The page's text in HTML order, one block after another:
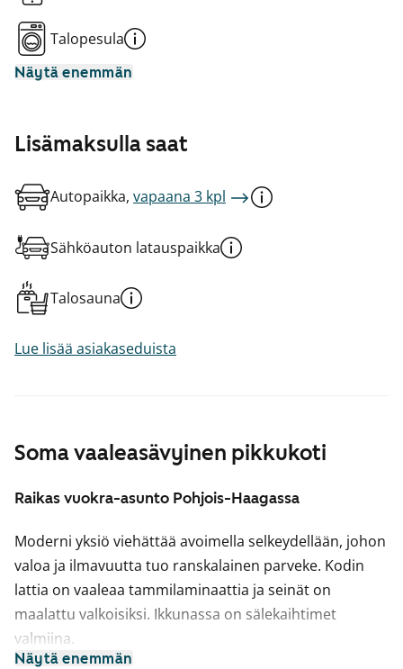
Soma vaaleasävyinen pikkukoti
Raikas vuokra-asunto Pohjois-Haagassa
Moderni yksiö viehättää avoimella selkeydellään, johon
valoa ja ilmavuutta tuo ranskalainen parveke. Kodin
lattia on vaaleaa tammilaminaattia ja seinät on
maalattu valkoisiksi. Ikkunassa on sälekaihtimet
valmiina.
Näytä enemmän
Talopesula
Näytä enemmän
Lisämaksulla saat
Autopaikka, vapaana 3 kpl
Sähköauton latauspaikka
Talosauna
Lue lisää asiakaseduista